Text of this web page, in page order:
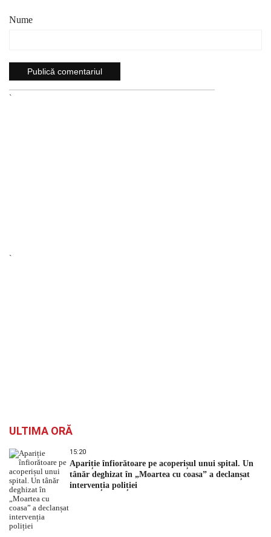
Nume
`
`
ULTIMA ORĂ
15:20
Apariție înfiorătoare pe acoperișul unui spital. Un
tânăr deghizat în „Moartea cu coasa” a declanșat
intervenția poliției